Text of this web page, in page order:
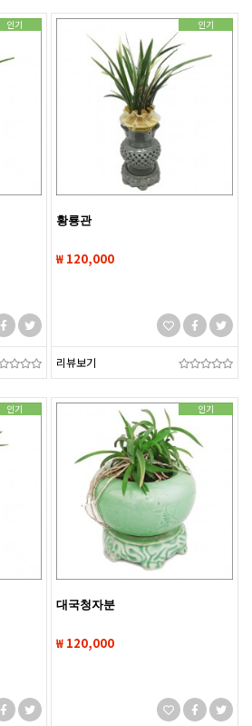
인기 인기
황룡관
₩ 120,000
리뷰보기
인기 인기
대국청자분
₩ 120,000